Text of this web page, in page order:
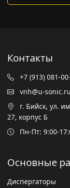
Контакты
+7 (913) 081-
vnh@u-sonic.ru
г. Бийск, ул.
27, корпус Б
Пн-Пт: 9:00-
Основные
Диспергаторы